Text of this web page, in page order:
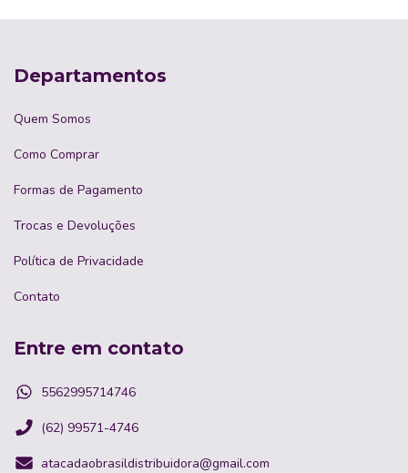
Departamentos
Quem Somos
Como Comprar
Formas de Pagamento
Trocas e Devoluções
Política de Privacidade
Contato
Entre em contato
5562995714746
(62) 99571-4746
atacadaobrasildistribuidora@gmail.com